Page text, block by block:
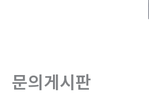
문의게시판